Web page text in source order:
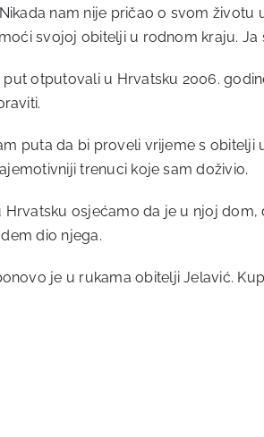
nam nije pričao o svom
svojoj obitelji u rodnom kraju.
otputovali u Hrvatsku 2006.
puta da bi proveli vrijeme s
trenuci koje sam doživio.
osjećamo da je u njoj
dio njega.
je u rukama obitelji Jelavić.